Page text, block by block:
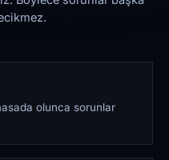
olunca sorunlar